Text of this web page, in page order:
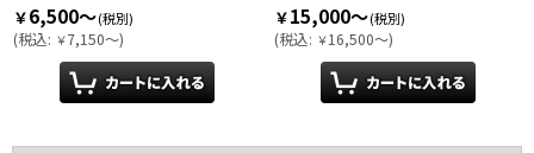
￥6,500～(税別)
(税込: ￥7,150～)
￥15,000～(税別)
(税込: ￥16,500～)